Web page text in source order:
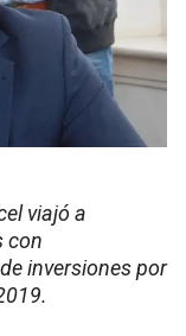
viajó a
con
inversiones por